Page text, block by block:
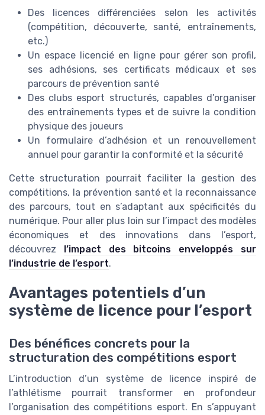
Des licences différenciées selon les activités
(compétition, découverte, santé, entraînements,
etc.)
Un espace licencié en ligne pour gérer son profil,
ses adhésions, ses certificats médicaux et ses
parcours de prévention santé
Des clubs esport structurés, capables d’organiser
des entraînements types et de suivre la condition
physique des joueurs
Un formulaire d’adhésion et un renouvellement
annuel pour garantir la conformité et la sécurité
Cette structuration pourrait faciliter la gestion des
compétitions, la prévention santé et la reconnaissance
des parcours, tout en s’adaptant aux spécificités du
numérique. Pour aller plus loin sur l’impact des modèles
économiques et des innovations dans l’esport,
découvrez l’impact des bitcoins enveloppés sur
l’industrie de l’esport.
Avantages potentiels d’un
système de licence pour l’esport
Des bénéfices concrets pour la
structuration des compétitions esport
L’introduction d’un système de licence inspiré de
l’athlétisme pourrait transformer en profondeur
l’organisation des compétitions esport. En s’appuyant